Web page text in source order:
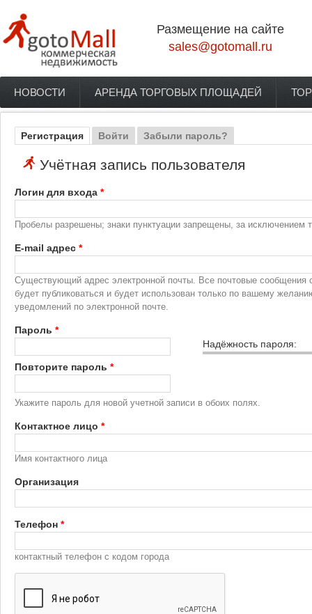
Размещение на сайте
sales@gotomall.ru
Главное меню
НОВОСТИ АРЕНДА ТОРГОВЫХ ПЛОЩАДЕЙ
Главные вкладки
Регистрация (активная вкладка)
Войти Забыли пароль?
Учётная запись пользователя
Логин для входа *
Пробелы разрешены; знаки пунктуации запрещены, за исключением
E-mail адрес *
Существующий адрес электронной почты. Все почтовые сообщения
будет публиковаться и будет использован только по вашему
уведомлений по электронной почте.
Надёжность пароля:
Пароль *
Повторите пароль *
Укажите пароль для новой учетной записи в обоих полях.
Контактное лицо *
Имя контактного лица
Организация
Телефон *
контактный телефон с кодом города